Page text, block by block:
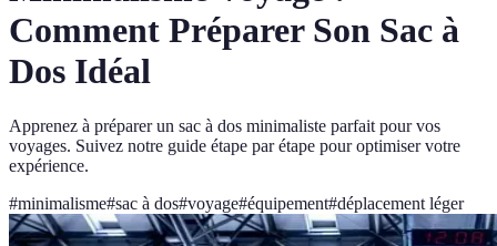
Comment Préparer Son Sac à
Dos Idéal
Apprenez à préparer un sac à dos minimaliste parfait pour vos
voyages. Suivez notre guide étape par étape pour optimiser votre
expérience.
#minimalisme#sac à dos#voyage#équipement#déplacement léger